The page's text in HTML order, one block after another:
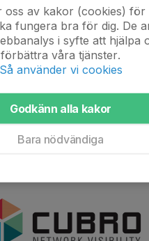
63
oss av kakor (cookies) för
fungera bra för dig. De
i syfte att hjälpa
förbättra våra tjänster.
Så använder vi cookies
Godkänn alla kakor
Bara nödvändiga